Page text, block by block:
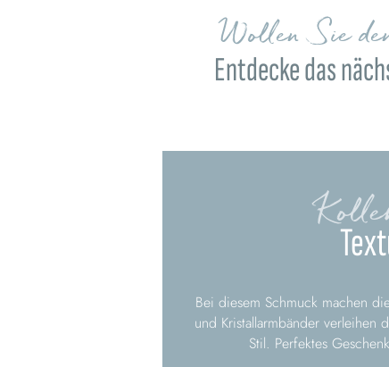
Wollen Sie
Entdecke das
Bei diesem Schmuck machen
und Kristallarmbänder verleihen
Stil. Perfektes